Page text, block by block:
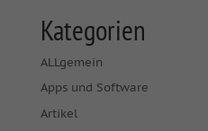
Kategorien
ALLgemein
Apps und Software
Artikel